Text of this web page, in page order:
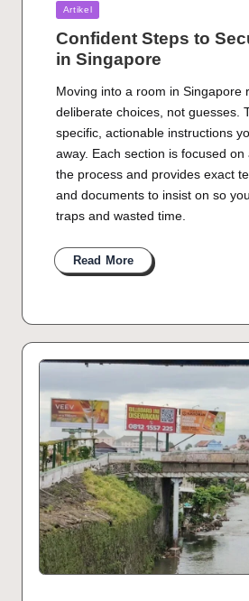
Posted
Artikel
Confident Steps to
in Singapore
Moving into a room in Singapore
deliberate choices, not guesses.
specific, actionable instructions
away. Each section is focused
the process and provides exact
and documents to insist on so
traps and wasted time.
Read More